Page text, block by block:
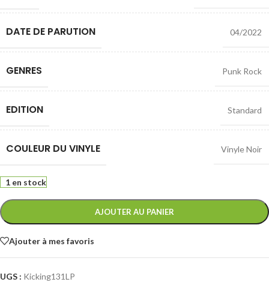
DATE DE PARUTION 04/2022
GENRES Punk Rock
EDITION Standard
COULEUR DU VINYLE Vinyle Noir
1 en stock
AJOUTER AU PANIER
Ajouter à mes favoris
UGS : Kicking131LP